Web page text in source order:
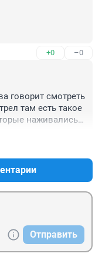
+0 –0
говорит смотреть
там есть такое
наживались
Отправить